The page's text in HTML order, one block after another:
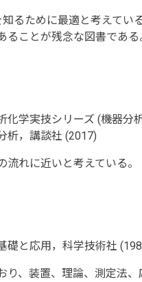
るために最適と考えてい
ことが残念な図書である
化学実技シリーズ (機器分
析，講談社 (2017)
れに近いと考えている。
礎と応用，科学技術社
り、装置、理論、測定法